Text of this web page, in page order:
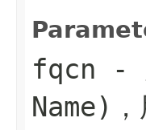
fqcn -
Name)